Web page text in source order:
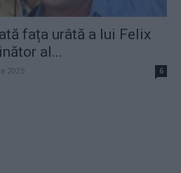
fața urâtă a lui Felix
al...
2025 6